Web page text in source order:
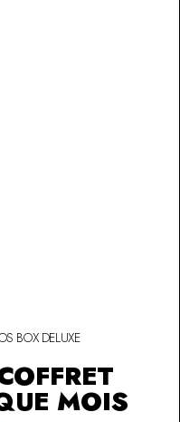
BOX DELUXE
MOIS